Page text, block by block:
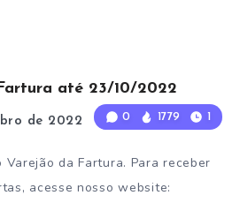
0 1779 1
até 23/10/2022
de 2022 1 Min Read
Varejão da Fartura. Para receber
acesse nosso website: